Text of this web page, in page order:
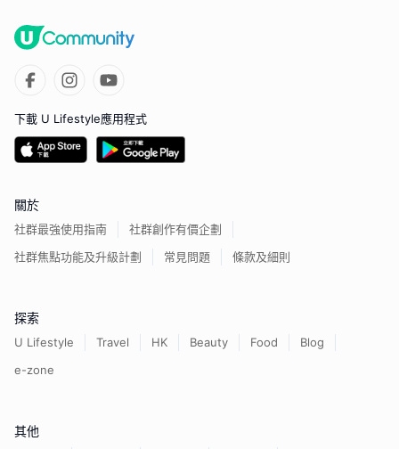
下載 U Lifestyle應用程式
關於
社群最強使用指南
社群創作有價企劃
社群焦點功能及升級計劃
常見問題 條款及細則
探索
U Lifestyle Travel HK Beauty Food
Blog
e-zone
其他